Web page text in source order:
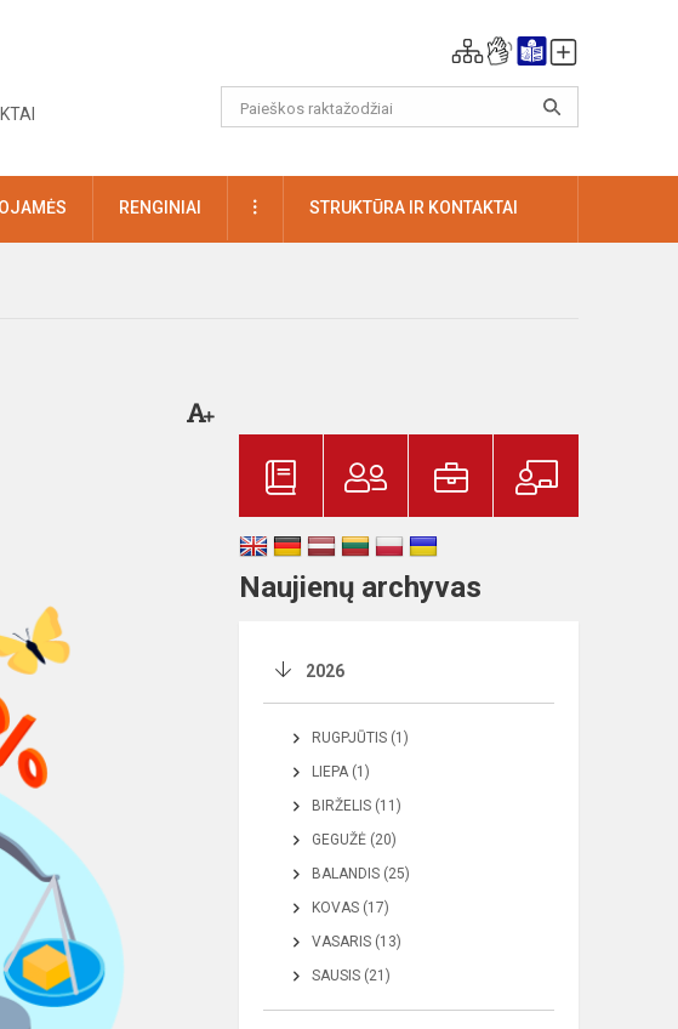
RENGINIAI DAUGIAUSTRUKTŪRA IR KONTAKTAI
Naujienų archyvas
2026
RUGPJŪTIS (1)
LIEPA (1)
BIRŽELIS (11)
GEGUŽĖ (20)
BALANDIS (25)
KOVAS (17)
VASARIS (13)
SAUSIS (21)